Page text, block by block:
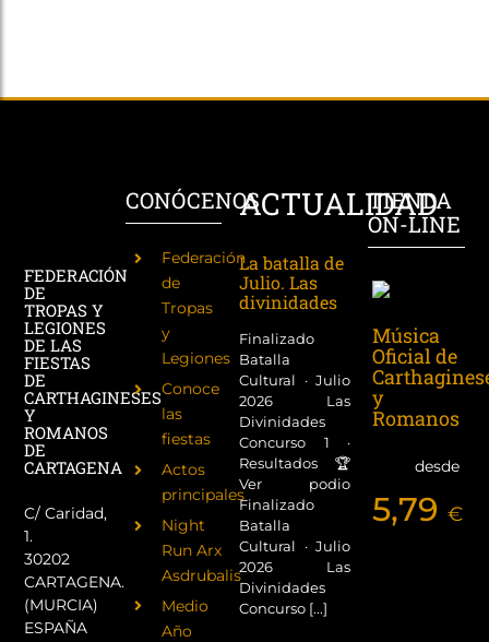
FEDERACIÓN
DE
TROPAS Y
LEGIONES
DE LAS
FIESTAS
DE
CARTHAGINESES
Y
ROMANOS
DE
CARTAGENA
C/ Caridad,
1.
30202
CARTAGENA.
(MURCIA)
ESPAÑA
CONÓCENOS
Federación
de
Tropas
y
Legiones
Conoce
las
fiestas
Actos
principales
Night
Run Arx
Asdrubalis
Medio
Año
ACTUALIDAD
La batalla de
Julio. Las
divinidades
Finalizado
Batalla
Cultural · Julio
2026 Las
Divinidades
Concurso 1 ·
Resultados 🏆
Ver podio
Finalizado
Batalla
Cultural · Julio
2026 Las
Divinidades
Concurso [...]
TIENDA
ON-LINE
Música
Oficial de
y
Romanos
desde
5,79€